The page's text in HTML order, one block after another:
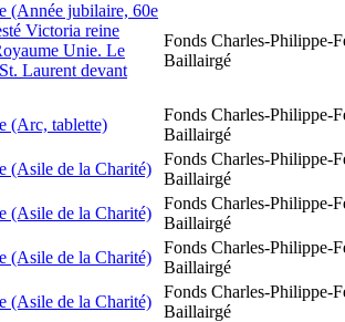
(Année jubilaire, 60e
Victoria reine
Unie. Le
Laurent devant
Fonds Charles-Philippe-
Baillairgé
(Arc, tablette)
Fonds Charles-Philippe-
Baillairgé
(Asile de la Charité)
Fonds Charles-Philippe-
Baillairgé
(Asile de la Charité)
Fonds Charles-Philippe-
Baillairgé
(Asile de la Charité)
Fonds Charles-Philippe-
Baillairgé
(Asile de la Charité)
Fonds Charles-Philippe-
Baillairgé